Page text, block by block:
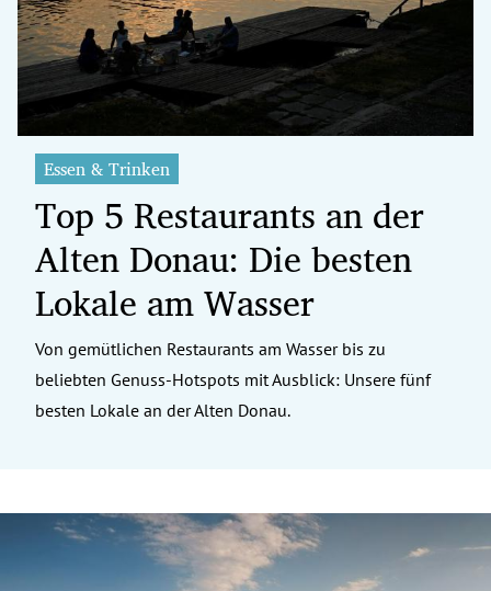
Essen & Trinken
Top 5 Restaurants an der
Alten Donau: Die besten
Lokale am Wasser
Von gemütlichen Restaurants am Wasser bis zu
beliebten Genuss-Hotspots mit Ausblick: Unsere fünf
besten Lokale an der Alten Donau.